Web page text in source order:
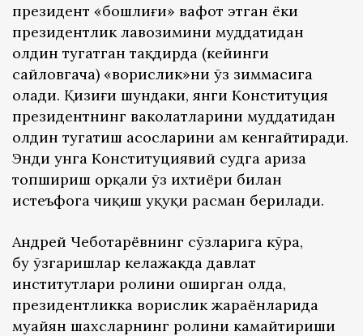
президент «бошлиғи» вафот этган ёки
президентлик лавозимини муддатидан
олдин тугатган тақдирда (кейинги
сайловгача) «ворислик»ни ўз зиммасига
олади. Қизиғи шундаки, янги Конституция
президентнинг ваколатларини муддатидан
олдин тугатиш асосларини ҳам кенгайтиради.
Энди унга Конституциявий судга ариза
топшириш орқали ўз ихтиёри билан
истеъфога чиқиш ҳуқуқи расман берилади.
Андрей Чеботарёвнинг сўзларига кўра,
бу ўзгаришлар келажакда давлат
институтлари ролини оширган ҳолда,
президентликка ворислик жараёнларида
муайян шахсларнинг ролини камайтириши